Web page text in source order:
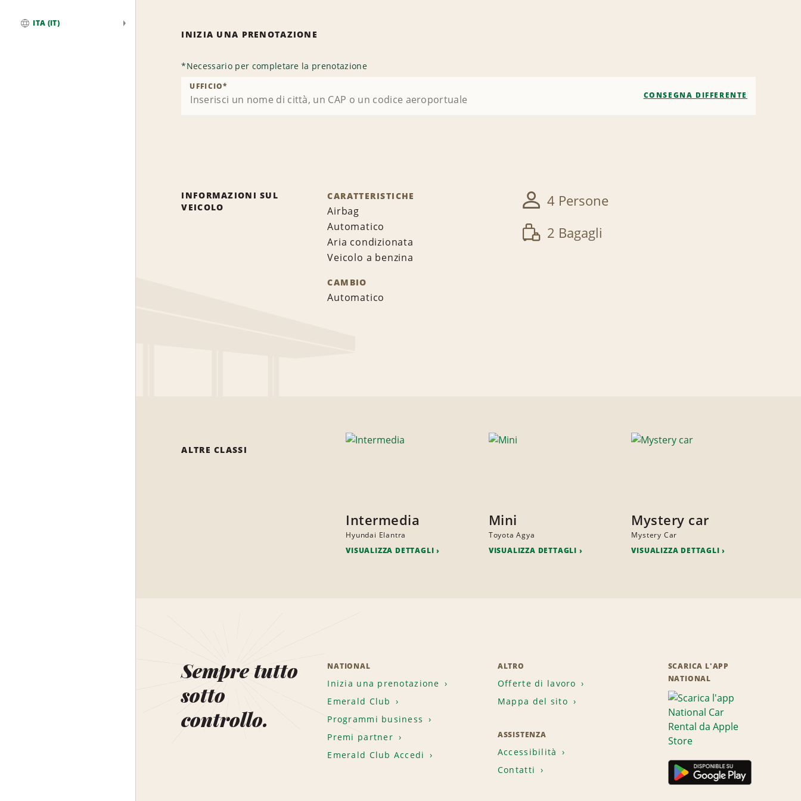
ITA (IT)
INIZIA UNA PRENOTAZIONE
*Necessario per completare la prenotazione
UFFICIO*
CONSEGNA DIFFERENTE
INFORMAZIONI SUL
VEICOLO
CARATTERISTICHE
Airbag
Automatico
Aria condizionata
Veicolo a benzina
CAMBIO
Automatico
4 Persone
2 Bagagli
ALTRE CLASSI
Intermedia
Hyundai Elantra
VISUALIZZA DETTAGLI
Mini
Toyota Agya
VISUALIZZA DETTAGLI
Mystery car
Mystery Car
VISUALIZZA DETTAGLI
Sempre tutto
sotto
controllo.
NATIONAL
Inizia una prenotazione
Emerald Club
Programmi business
Premi partner
Emerald Club Accedi
ALTRO
Offerte di lavoro
Mappa del sito
ASSISTENZA
Accessibilità
Contatti
SCARICA L'APP
NATIONAL